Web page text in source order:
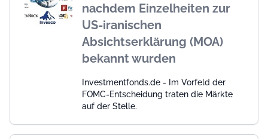
nachdem Einzelheiten zur
US-iranischen
Absichtserklärung (MOA)
bekannt wurden
Investmentfonds.de - Im Vorfeld der
FOMC-Entscheidung traten die Märkte
auf der Stelle.